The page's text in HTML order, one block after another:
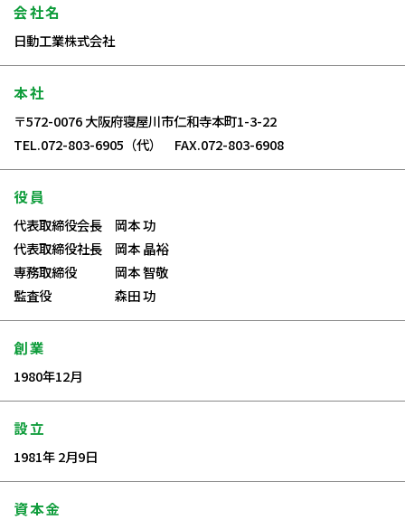
会社名
日動工業株式会社
本社
〒572-0076 大阪府寝屋川市仁和寺本町1-3-22
TEL.072-803-6905（代） FAX.072-803-6908
役員
代表取締役会長 岡本 功
代表取締役社長 岡本 晶裕
専務取締役 岡本 智敬
監査役 森田 功
創業
1980年12月
設立
1981年 2月9日
資本金